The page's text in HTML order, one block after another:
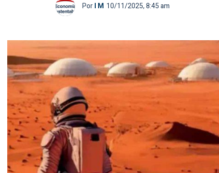
PorI M 10/11/2025, 8:45 am